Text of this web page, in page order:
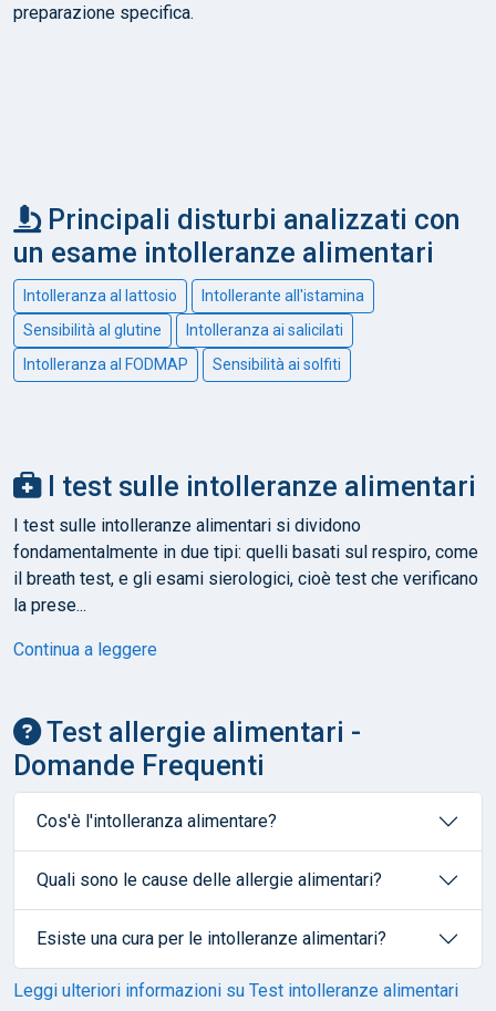
preparazione specifica.
Principali disturbi analizzati con
un esame intolleranze alimentari
Intolleranza al lattosio
Intollerante all'istamina
Sensibilità al glutine
Intolleranza ai salicilati
Intolleranza al FODMAP
Sensibilità ai solfiti
I test sulle intolleranze alimentari
I test sulle intolleranze alimentari si dividono
fondamentalmente in due tipi: quelli basati sul respiro, come
il breath test, e gli esami sierologici, cioè test che verificano
la prese...
Continua a leggere
Test allergie alimentari -
Domande Frequenti
Cos'è l'intolleranza alimentare?
Quali sono le cause delle allergie alimentari?
Esiste una cura per le intolleranze alimentari?
Leggi ulteriori informazioni su Test intolleranze alimentari